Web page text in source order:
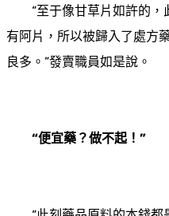
“至于像甘草片如許的，
有阿片，所以被歸入了處方
良多。”發賣職員如是說。
“便宜藥？做不起！”